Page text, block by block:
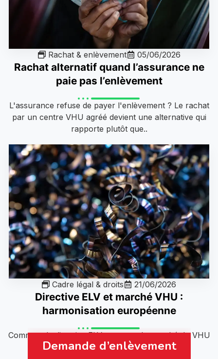
Rachat & enlèvement 05/06/2026
Rachat alternatif quand l’assurance ne
paie pas l’enlèvement
L'assurance refuse de payer l'enlèvement ? Le rachat
par un centre VHU agréé devient une alternative qui
rapporte plutôt que..
Cadre légal & droits 21/06/2026
Directive ELV et marché VHU :
harmonisation européenne
Comment la directive ELV structure le marché du VHU
en Europe : taux de recyclage 95%, rachat
Demande d’enlèvement